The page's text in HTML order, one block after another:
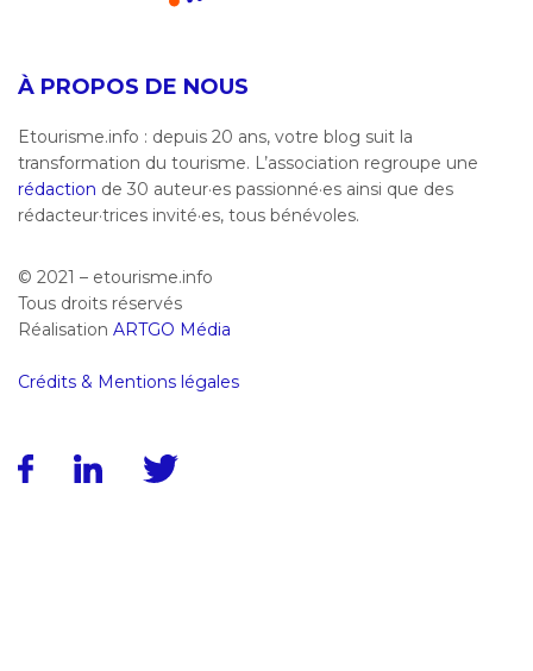
À PROPOS DE NOUS
Etourisme.info : depuis 20 ans, votre blog suit la
transformation du tourisme. L’association regroupe une
rédaction de 30 auteur·es passionné·es ainsi que des
rédacteur·trices invité·es, tous bénévoles.
© 2021 – etourisme.info
Tous droits réservés
Réalisation ARTGO Média
Crédits & Mentions légales